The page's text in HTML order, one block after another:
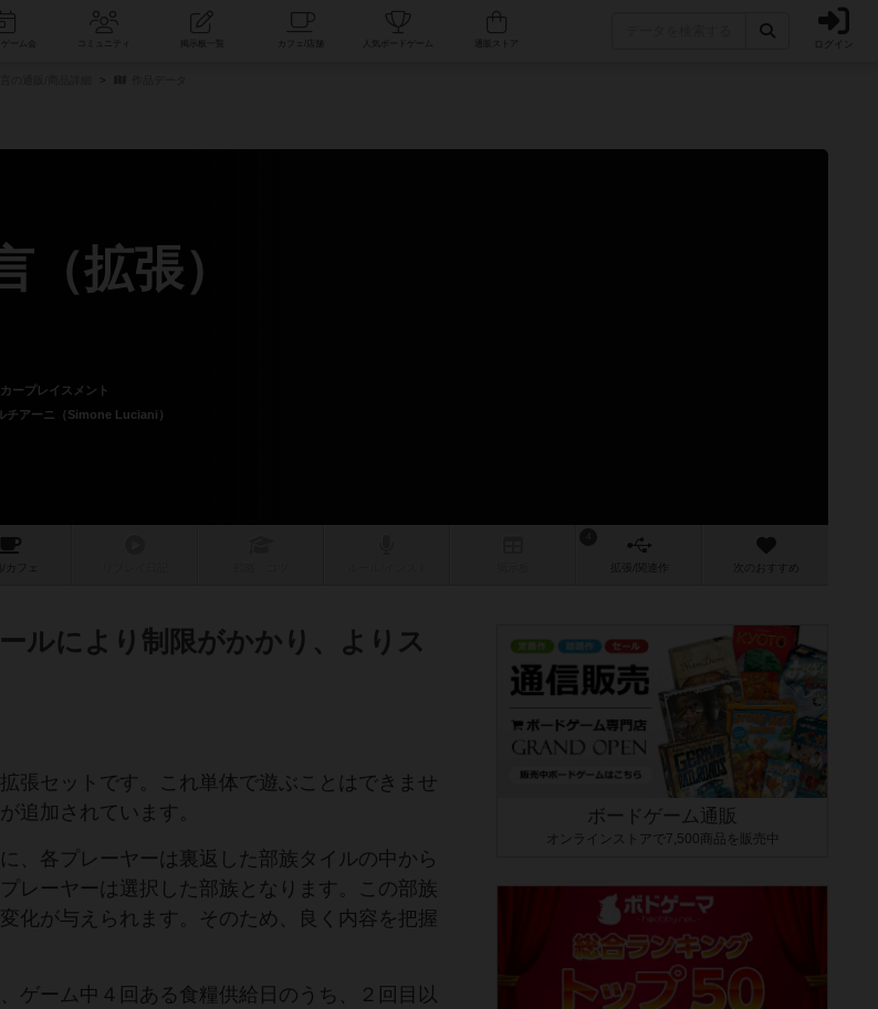
コミュニティ 人気ボードゲーム ログイン
拡張）
ープレイスメント
チアーニ（Simone Luciani）
カフェ 作 次のおすすめ
ルにより制限がかかり、よりス
張セットです。これ単体で遊ぶことはできませ
追加されています。
、各プレーヤーは裏返した部族タイルの中から
レーヤーは選択した部族となります。この部族
化が与えられます。そのため、良く内容を把握
ゲーム中４回ある食糧供給日のうち、２回目以
ボードゲーム通販
オンラインストアで7,500商品を販売中